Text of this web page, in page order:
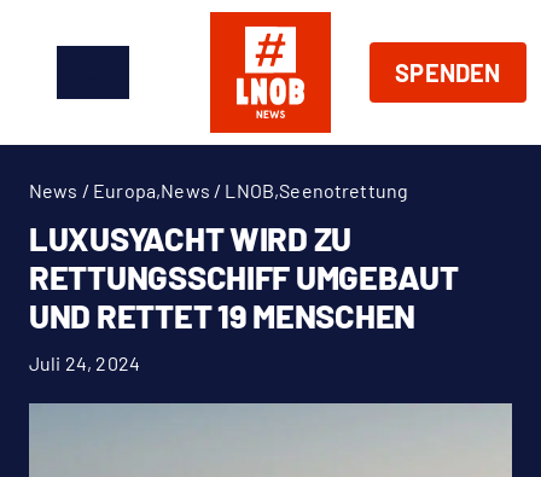
SPENDEN
News
Handeln
News / Europa,News / LNOB,Seenotrettung
LUXUSYACHT WIRD ZU
RETTUNGSSCHIFF UMGEBAUT
UND RETTET 19 MENSCHEN
Juli 24, 2024